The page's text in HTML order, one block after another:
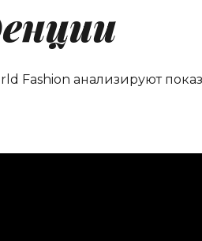
Fashion анализируют